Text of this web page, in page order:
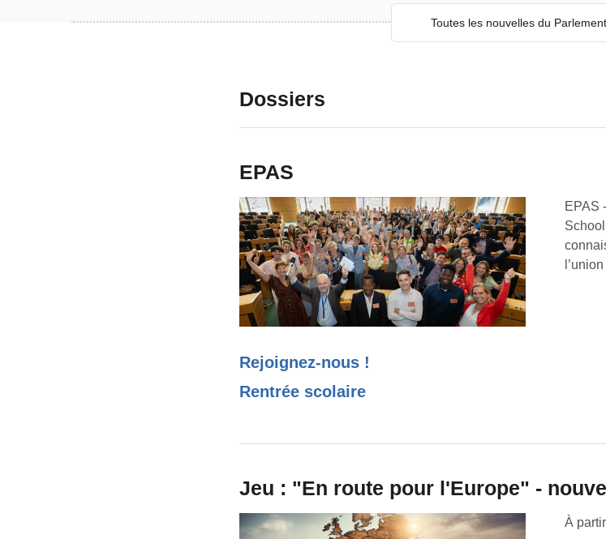
Toutes les nouvelles du
Dossiers
EPAS
EPAS
Rejoignez-nous !
Rentrée scolaire
Jeu : "En route pour l'Europe" -
À